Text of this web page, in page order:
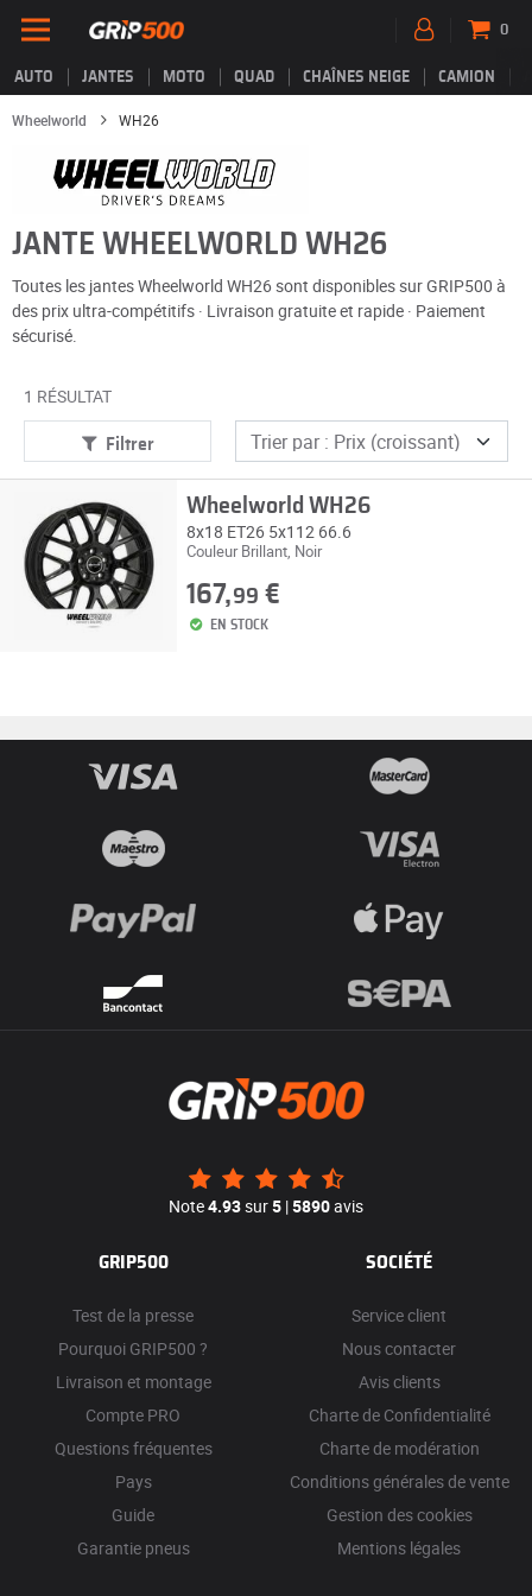
AUTO JANTES MOTO QUAD CHAÎNES NEIGE CAMION
0
Wheelworld WH26
JANTE WHEELWORLD WH26
Toutes les jantes Wheelworld WH26 sont disponibles sur GRIP500 à
des prix ultra-compétitifs · Livraison gratuite et rapide · Paiement
sécurisé.
1 RÉSULTAT
Filtrer
Wheelworld WH26
8x18 ET26 5x112 66.6
Couleur Brillant, Noir
167,99 €
EN STOCK
Note4.93sur5 |5890avis
GRIP500
Test de la presse
Pourquoi GRIP500 ?
Livraison et montage
Compte PRO
Questions fréquentes
Pays
Guide
Garantie pneus
SOCIÉTÉ
Service client
Nous contacter
Avis clients
Charte de Confidentialité
Charte de modération
Conditions générales de vente
Gestion des cookies
Mentions légales